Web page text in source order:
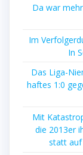
Da war
Im
In
Das Liga-
haf­tes 1:0
Mit
die 2013er
statt auf